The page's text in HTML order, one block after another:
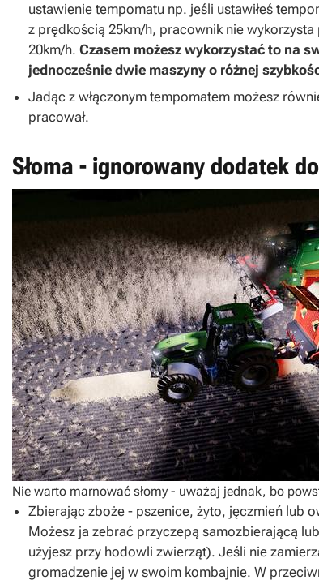
ustawienie tempomatu np. jeśli ustawiłeś
z prędkością 25km/h, pracownik nie wykorzysta
20km/h. Czasem możesz wykorzystać to na
jednocześnie dwie maszyny o różnej
Jadąc z włączonym tempomatem możesz
pracował.
Słoma - ignorowany dodatek
Nie warto marnować słomy - uważaj jednak, bo
Zbierając zboże - pszenice, żyto, jęczmień lub
Możesz ja zebrać przyczepą samozbierającą
użyjesz przy hodowli zwierząt). Jeśli nie
gromadzenie jej w swoim kombajnie. W